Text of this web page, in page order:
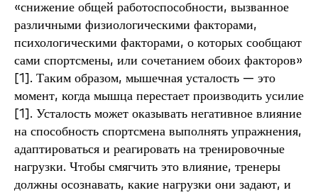
«снижение общей работоспособности, вызванное
различными физиологическими факторами,
психологическими факторами, о которых сообщают
сами спортсмены, или сочетанием обоих факторов»
[1]. Таким образом, мышечная усталость — это
момент, когда мышца перестает производить усилие
[1]. Усталость может оказывать негативное влияние
на способность спортсмена выполнять упражнения,
адаптироваться и реагировать на тренировочные
нагрузки. Чтобы смягчить это влияние, тренеры
должны осознавать, какие нагрузки они задают, и